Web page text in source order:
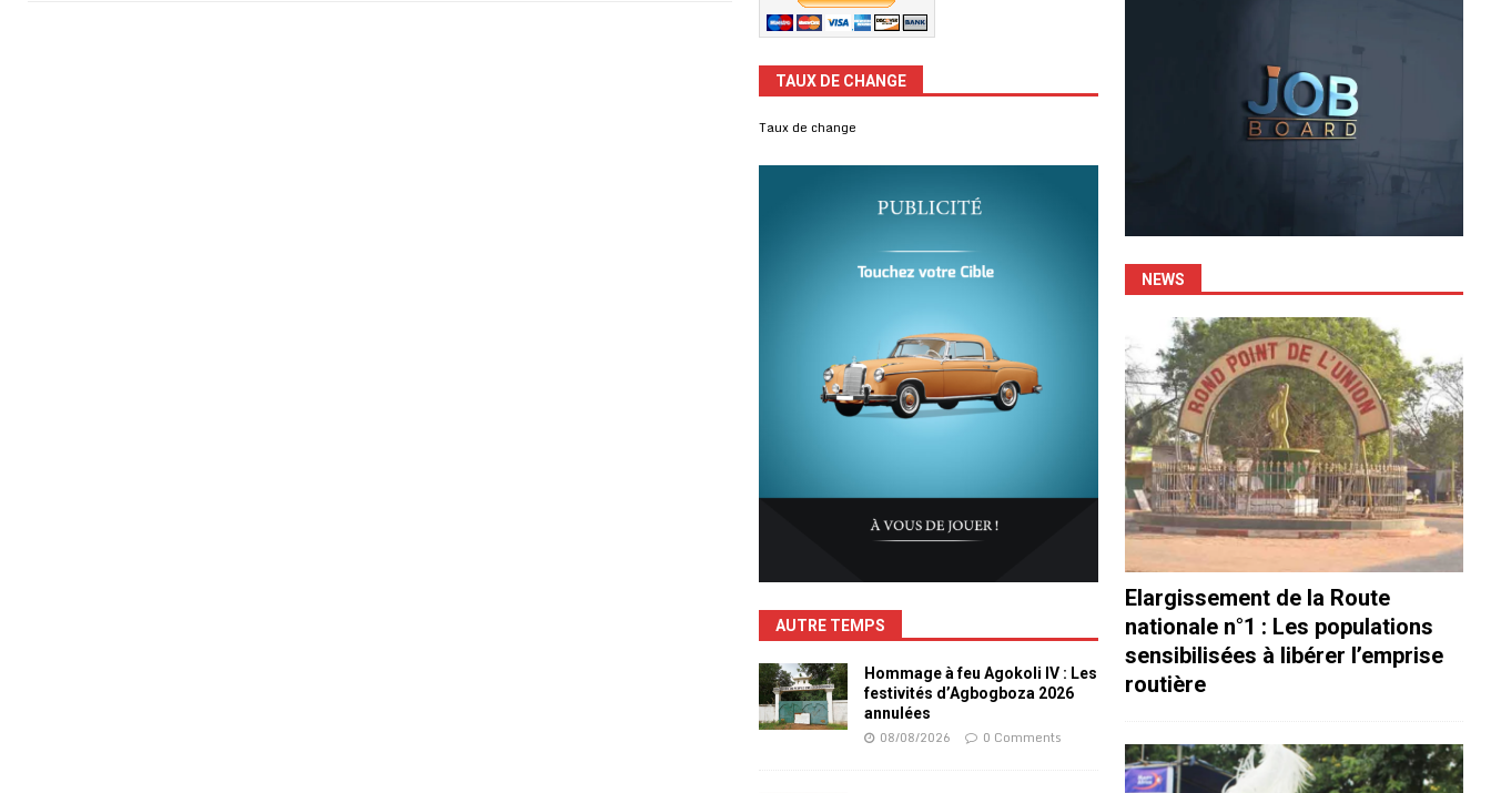
TAUX DE CHANGE
Taux de change
AUTRE TEMPS
Hommage à feu Agokoli IV : Les
festivités d’Agbogboza 2026
annulées
08/08/2026 0 Comments
NEWS
Elargissement de la Route
nationale n°1 : Les populations
sensibilisées à libérer l’emprise
routière